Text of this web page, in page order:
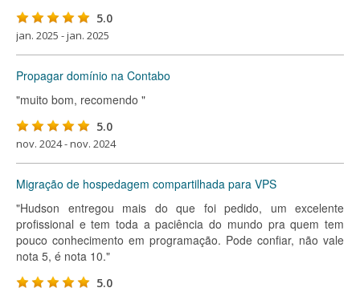
5.0
jan. 2025 - jan. 2025
Propagar domínio na Contabo
"muito bom, recomendo "
5.0
nov. 2024 - nov. 2024
Migração de hospedagem compartilhada para VPS
"Hudson entregou mais do que foi pedido, um excelente
profissional e tem toda a paciência do mundo pra quem tem
pouco conhecimento em programação. Pode confiar, não vale
nota 5, é nota 10."
5.0